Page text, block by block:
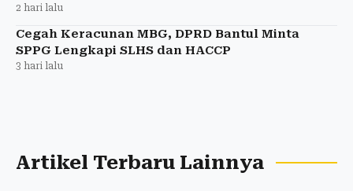
2 hari lalu
Cegah Keracunan MBG, DPRD Bantul Minta
SPPG Lengkapi SLHS dan HACCP
3 hari lalu
Artikel Terbaru Lainnya